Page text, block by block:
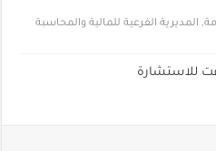
, المديرية الفرعية للمالية والمحاسبة
للاستشارة